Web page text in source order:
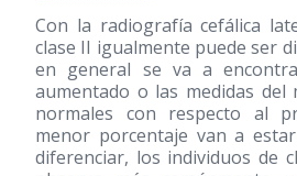
Con la radiografía cefálica
clase II igualmente puede ser
en general se va a
aumentado o las medidas del
normales con respecto al
menor porcentaje van a
diferenciar, los individuos de